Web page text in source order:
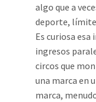
algo que a
deporte,
Es curiosa
ingresos
circos que
una marca en
marca,